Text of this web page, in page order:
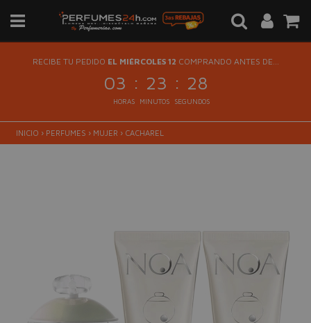
RECIBE TU PEDIDO EL MIÉRCOLES 12 COMPRANDO ANTES DE...
03 : 23 : 27
HORAS MINUTOS SEGUNDOS
INICIO › PERFUMES › MUJER › CACHAREL